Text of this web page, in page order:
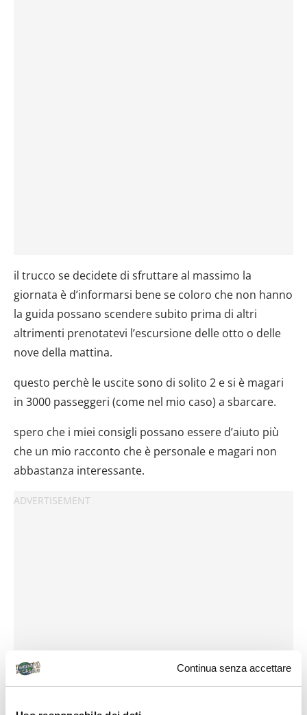
Continua senza accettare
il trucco se decidete di sfruttare al massimo la
giornata è d’informarsi bene se coloro che non hanno
la guida possano scendere subito prima di altri
altrimenti prenotatevi l’escursione delle otto o delle
nove della mattina.
questo perchè le uscite sono di solito 2 e si è magari
in 3000 passeggeri (come nel mio caso) a sbarcare.
spero che i miei consigli possano essere d’aiuto più
che un mio racconto che è personale e magari non
abbastanza interessante.